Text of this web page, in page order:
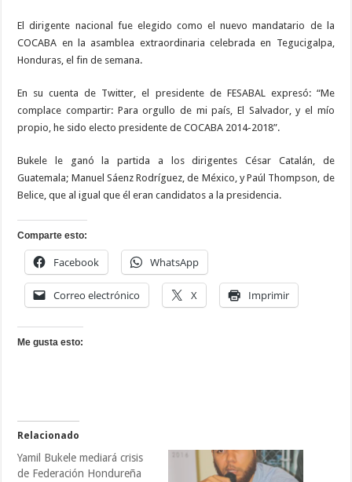
El dirigente nacional fue elegido como el nuevo mandatario de la
COCABA en la asamblea extraordinaria celebrada en Tegucigalpa,
Honduras, el fin de semana.
En su cuenta de Twitter, el presidente de FESABAL expresó: “Me
complace compartir: Para orgullo de mi país, El Salvador, y el mío
propio, he sido electo presidente de COCABA 2014-2018”.
Bukele le ganó la partida a los dirigentes César Catalán, de
Guatemala; Manuel Sáenz Rodríguez, de México, y Paúl Thompson, de
Belice, que al igual que él eran candidatos a la presidencia.
Comparte esto:
Facebook WhatsApp
Correo electrónico X Imprimir
Me gusta esto:
Relacionado
Yamil Bukele mediará crisis
de Federación Hondureña